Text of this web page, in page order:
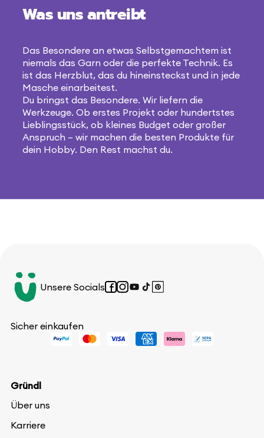
Was uns antreibt
Das Besondere an etwas Selbstgemachtem ist
niemals das Garn oder die perfekte Technik. Es
ist das Herzblut, das du hineinsteckst und in jede
Masche einarbeitest.
Du bringst das Besondere. Wir liefern die
Werkzeuge. Ob erstes Projekt oder hundertstes
Lieblingsstück, ob kleines Budget oder großer
Anspruch – wir machen die besten Produkte für
dein Hobby. Den Rest machst du.
Unsere SocialsFacebook
Instagram
YouTube
TikTokPinterest
Sicher einkaufen
Gründl
Über uns
Karriere